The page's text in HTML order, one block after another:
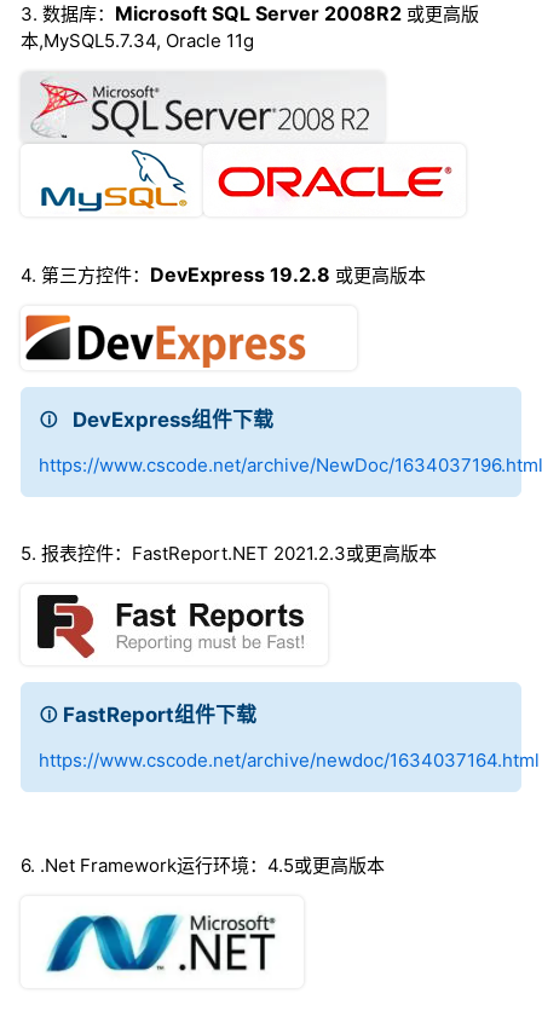
3. 数据库： Microsoft SQL Server 2008R2 或更高版
本,MySQL5.7.34, Oracle 11g
4. 第三方控件： DevExpress 19.2.8 或更高版本
DevExpress组件下载
https://www.cscode.net/archive/NewDoc/1634037196.html
5. 报表控件：FastReport.NET 2021.2.3或更高版本
FastReport组件下载
https://www.cscode.net/archive/newdoc/1634037164.html
6. .Net Framework运行环境：4.5或更高版本